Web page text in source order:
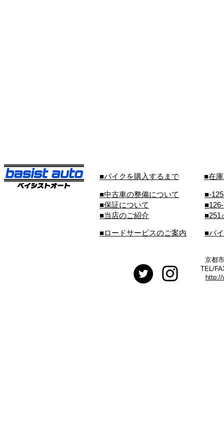
■バイクを購入するまで ■在
■中古車の整備について
■保証について
■当店のご紹介
■-
■251
■ロードサービスのご案内 ■バ
京都
TEL/